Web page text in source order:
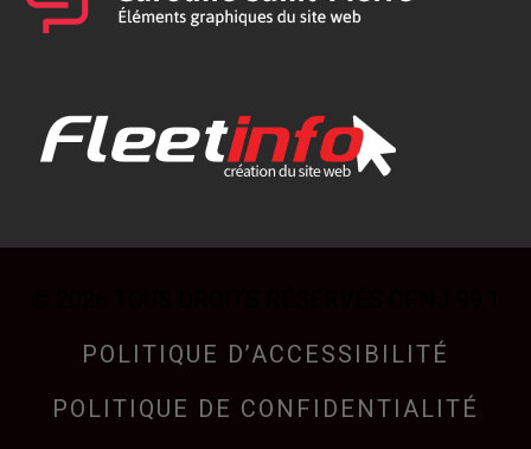
POLITIQUE D’ACCESSIBILITÉ
POLITIQUE DE CONFIDENTIALITÉ